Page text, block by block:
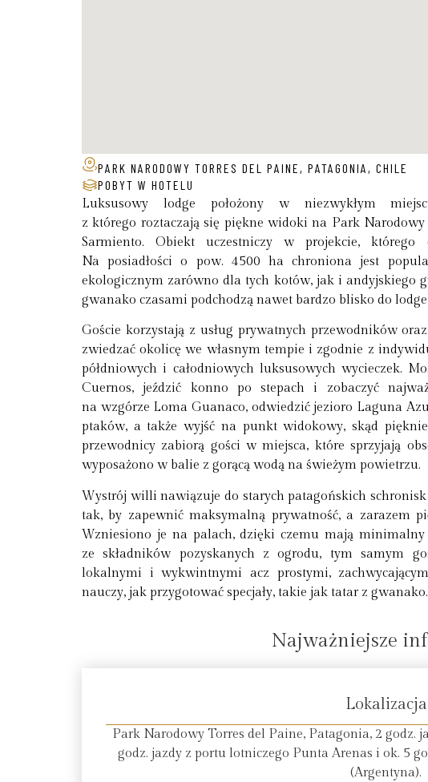
PARK NARODOWY TORRES DEL PAINE, PATAGONIA, CHILE
POBYT W HOTELU
Luksusowy lodge położony w niezwykłym
z którego roztaczają się piękne widoki na Park
Sarmiento. Obiekt uczestniczy w projekcie,
Na posiadłości o pow. 4500 ha chroniona jest
ekologicznym zarówno dla tych kotów, jak i andyjskiego
gwanako czasami podchodzą nawet bardzo blisko do
Goście korzystają z usług prywatnych przewodników
zwiedzać okolicę we własnym tempie i zgodnie z
półdniowych i całodniowych luksusowych wycieczek.
Cuernos, jeździć konno po stepach i zobaczyć
na wzgórze Loma Guanaco, odwiedzić jezioro Laguna
ptaków, a także wyjść na punkt widokowy, skąd
przewodnicy zabiorą gości w miejsca, które sprzyjają
wyposażono w balie z gorącą wodą na świeżym powietrzu.
Wystrój willi nawiązuje do starych patagońskich
tak, by zapewnić maksymalną prywatność, a zarazem
Wzniesiono je na palach, dzięki czemu mają minimalny
ze składników pozyskanych z ogrodu, tym samym
lokalnymi i wykwintnymi acz prostymi,
nauczy, jak przygotować specjały, takie jak tatar z gwanako.
Najważniejsze
Lokalizacja
Park Narodowy Torres del Paine, Patagonia, 2 godz.
godz. jazdy z portu lotniczego Punta Arenas i ok. 5
(Argentyna).